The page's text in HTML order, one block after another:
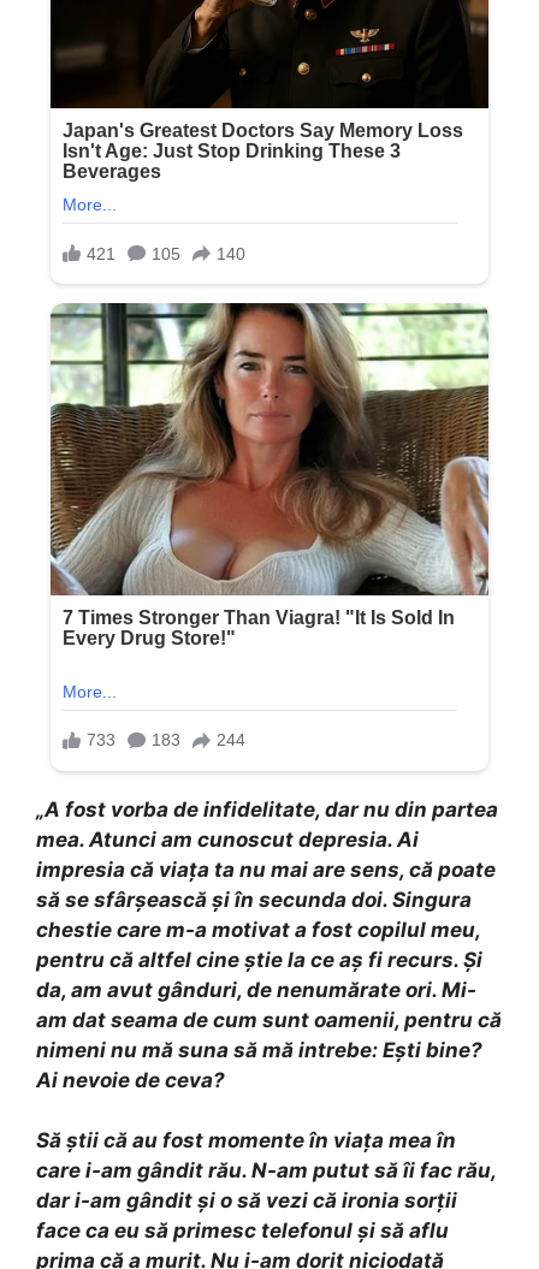
„A fost vorba de infidelitate, dar nu din partea
mea. Atunci am cunoscut depresia. Ai
impresia că viața ta nu mai are sens, că poate
să se sfârșească și în secunda doi. Singura
chestie care m-a motivat a fost copilul meu,
pentru că altfel cine știe la ce aș fi recurs. Și
da, am avut gânduri, de nenumărate ori. Mi-
am dat seama de cum sunt oamenii, pentru că
nimeni nu mă suna să mă intrebe: Ești bine?
Ai nevoie de ceva?
Să știi că au fost momente în viața mea în
care i-am gândit rău. N-am putut să îi fac rău,
dar i-am gândit și o să vezi că ironia sorții
face ca eu să primesc telefonul și să aflu
prima că a murit. Nu i-am dorit niciodată